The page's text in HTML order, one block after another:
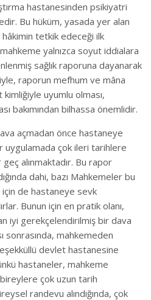
hastanesinden psikiyatri
Bu hüküm, yasada yer alan
tetkik edeceği ilk
yalnızca soyut iddialara
sağlık raporuna dayanarak
raporun mefhum ve mâna
kimliğiyle uyumlu olması,
bakımından bilhassa önemlidir.
açmadan önce hastaneye
uygulamada çok ileri tarihlere
alınmaktadır. Bu rapor
dahi, bazı Mahkemeler bu
de hastaneye sevk
Bunun için en pratik olanı,
iyi gerekçelendirilmiş bir dava
sonrasında, mahkemeden
devlet hastanesine
hastaneler, mahkeme
çok uzun tarih
randevu alındığında, çok